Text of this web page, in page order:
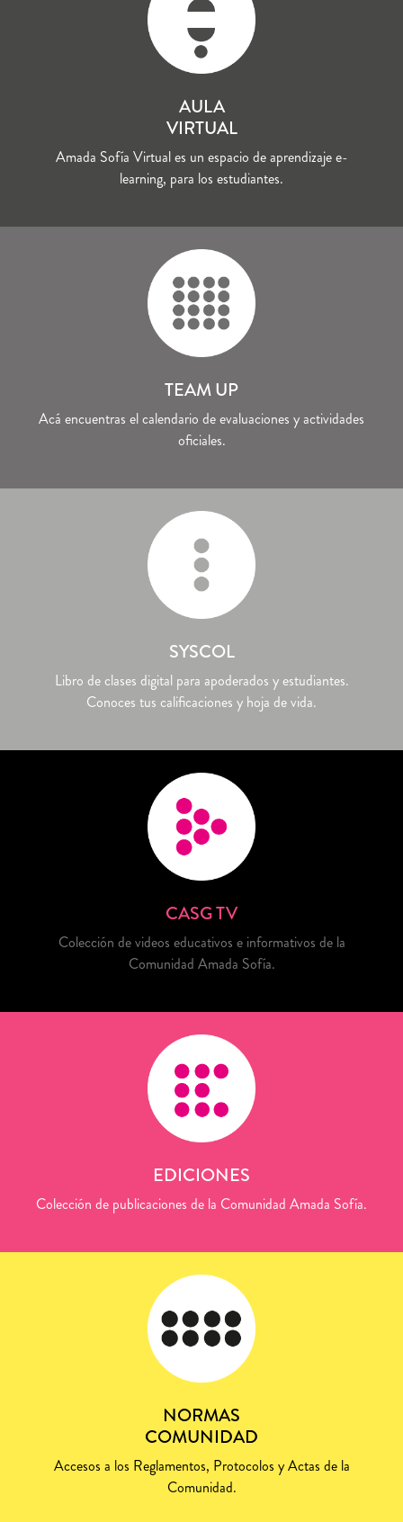
AULA
VIRTUAL
Amada Sofía Virtual es un espacio de aprendizaje e-
learning, para los estudiantes.
TEAM UP
Acá encuentras el calendario de evaluaciones y actividades
oficiales.
SYSCOL
Libro de clases digital para apoderados y estudiantes.
Conoces tus calificaciones y hoja de vida.
CASG TV
Colección de videos educativos e informativos de la
Comunidad Amada Sofía.
EDICIONES
Colección de publicaciones de la Comunidad Amada Sofía.
NORMAS
COMUNIDAD
Accesos a los Reglamentos, Protocolos y Actas de la
Comunidad.